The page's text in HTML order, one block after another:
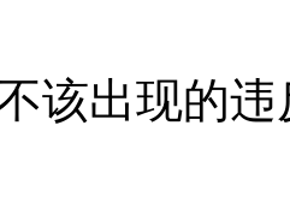
该出现的